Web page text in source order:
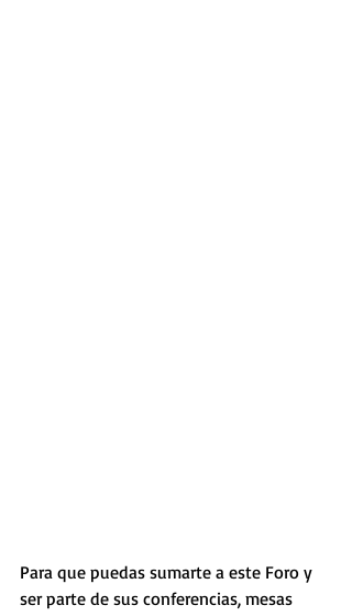
Para que puedas sumarte a este Foro y
ser parte de sus conferencias, mesas